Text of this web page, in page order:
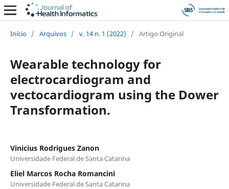
Início / Arquivos / v. 14 n. 1 (2022) / Artigo Original
Wearable technology for
electrocardiogram and
vectocardiogram using the Dower
Transformation.
Vinicius Rodrigues Zanon
Universidade Federal de Santa Catarina
Eliel Marcos Rocha Romancini
Universidade Federal de Santa Catarina